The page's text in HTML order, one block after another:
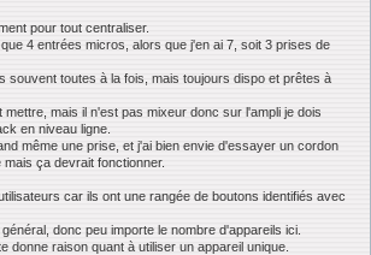
pour tout centraliser.
4 entrées micros, alors que j'en ai 7, soit 3 prises de
souvent toutes à la fois, mais toujours dispo et prêtes à
mettre, mais il n'est pas mixeur donc sur l'ampli je dois
en niveau ligne.
même une prise, et j'ai bien envie d'essayer un cordon
ça devrait fonctionner.
car ils ont une rangée de boutons identifiés avec
donc peu importe le nombre d'appareils ici.
donne raison quant à utiliser un appareil unique.